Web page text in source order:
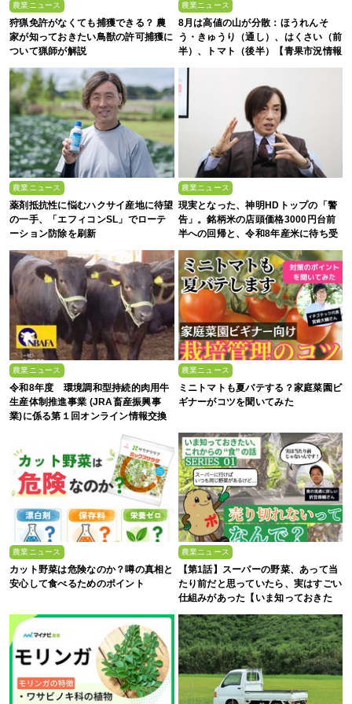
農業ニュース
狩猟免許がなくても捕獲できる？ 農
家が知っておきたい鳥獣の許可捕獲に
ついて猟師が解説
農業ニュース
8月は高値の山が分散：ほうれんそ
う・きゅうり（通し）、はくさい（前
半）、トマト（後半）【青果市況情報
アプリ「YAOYASAN」】
農業ニュース
薬剤抵抗性に悩むハクサイ産地に待望
の一手、「エフィコンSL」でローテ
ーション防除を刷新
農業ニュース
現実となった、神明HDトップの「警
告」。銘柄米の店頭価格3000円台前
半への回帰と、令和8年産米に待ち受
ける“大暴落”の可能性
農業ニュース
令和8年度 環境調和型持続的肉用牛
生産体制推進事業 (JRA畜産振興事
業)に係る第１回オンライン情報交換
農業ニュース
ミニトマトも夏バテする？家庭菜園ビ
ギナーがコツを聞いてみた
農業ニュース
カット野菜は危険なのか？噂の真相と
安心して食べるためのポイント
農業ニュース
【第1話】スーパーの野菜、あって当
たり前だと思っていたら、実はすごい
仕組みがあった【いま知っておきた
い、これからの”食”の話】